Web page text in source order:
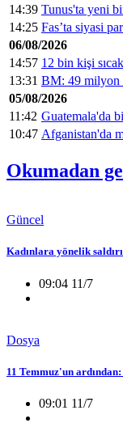
14:39 Tunus'ta yeni
14:25 Fas’ta siyasi
06/08/2026
14:57 12 bin kişi
13:31 BM: 49 milyon
05/08/2026
11:42 Guatemala'da
10:47 Afganistan'da
Okumadan
Güncel
Kadınlara yönelik
09:04 11/7
Dosya
11 Temmuz'un
09:01 11/7